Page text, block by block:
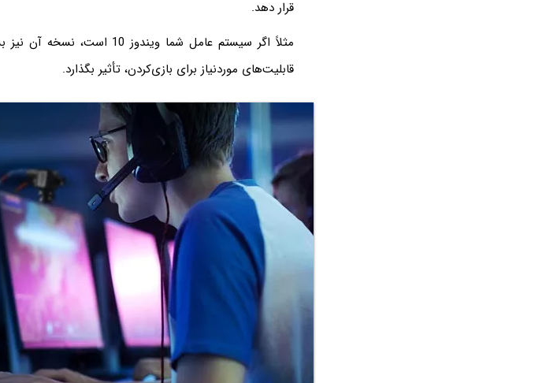
قرار دهد.
مثلاً اگر سیستم عامل شما
قابلیت‌های موردنیاز برای بازی‌کردن، تأثیر بگذارد.